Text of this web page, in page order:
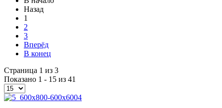
Назад
1
2
3
Вперёд
В конец
Страница 1 из 3
Показано 1 - 15 из 41